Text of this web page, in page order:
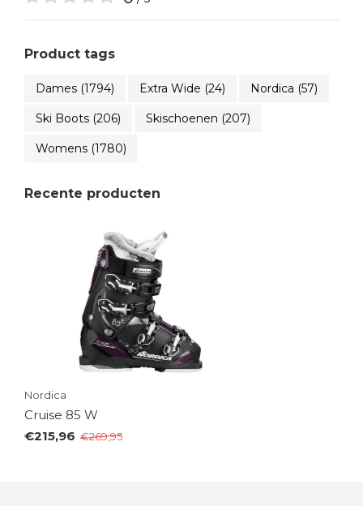
Product tags
Dames (1794) Extra Wide (24) Nordica (57)
Ski Boots (206) Skischoenen (207)
Womens (1780)
Recente producten
Nordica
Cruise 85 W
€215,96 €269,95